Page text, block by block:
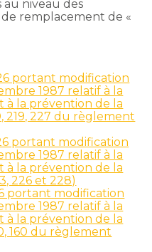
niveau des
remplacement de «
portant modification
1987 relatif à la
à la prévention de la
219, 227 du règlement
portant modification
1987 relatif à la
à la prévention de la
226 et 228)
portant modification
1987 relatif à la
à la prévention de la
160 du règlement